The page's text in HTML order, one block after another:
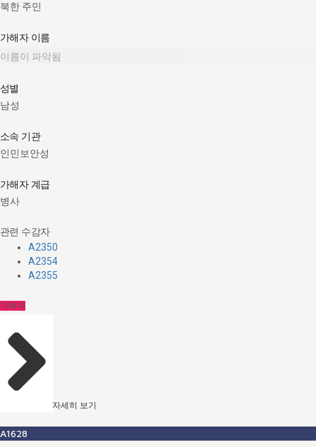
북한 주민
가해자 이름
이름이 파악됨
성별
남성
소속 기관
인민보안성
가해자 계급
병사
관련 수감자
A2350
A2354
A2355
가해자
자세히 보기
A1628